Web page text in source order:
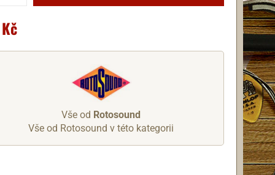
Vše od Rotosound
Vše od Rotosound v této kategorii